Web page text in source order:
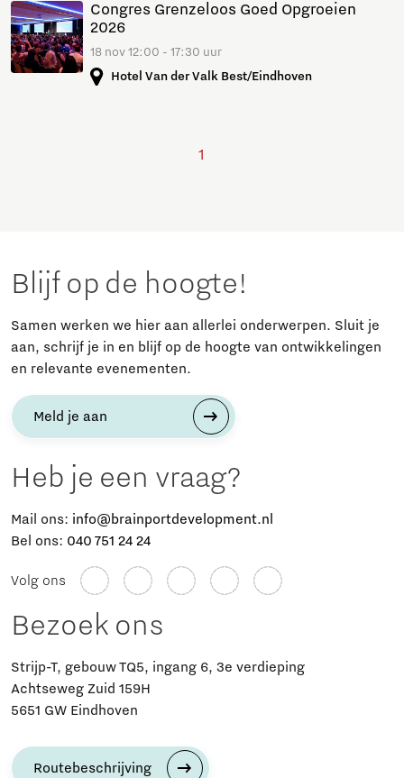
Congres Grenzeloos Goed Opgroeien
2026
18 nov 12:00 - 17:30 uur
Hotel Van der Valk Best/Eindhoven
1
Blijf op de hoogte!
Samen werken we hier aan allerlei onderwerpen. Sluit je
aan, schrijf je in en blijf op de hoogte van ontwikkelingen
en relevante evenementen.
Meld je aan
Heb je een vraag?
Mail ons: info@brainportdevelopment.nl
Bel ons: 040 751 24 24
Volg ons
Bezoek ons
Strijp-T, gebouw TQ5, ingang 6, 3e verdieping
Achtseweg Zuid 159H
5651 GW Eindhoven
Routebeschrijving